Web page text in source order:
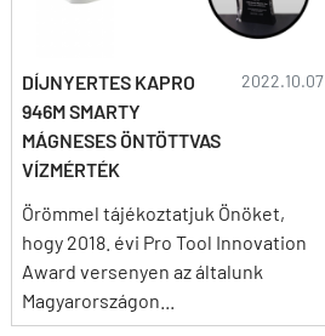
DÍJNYERTES KAPRO
946M SMARTY
MÁGNESES ÖNTÖTTVAS
VÍZMÉRTÉK
2022.10.07
Örömmel tájékoztatjuk Önöket,
hogy 2018. évi Pro Tool Innovation
Award versenyen az általunk
Magyarországon...